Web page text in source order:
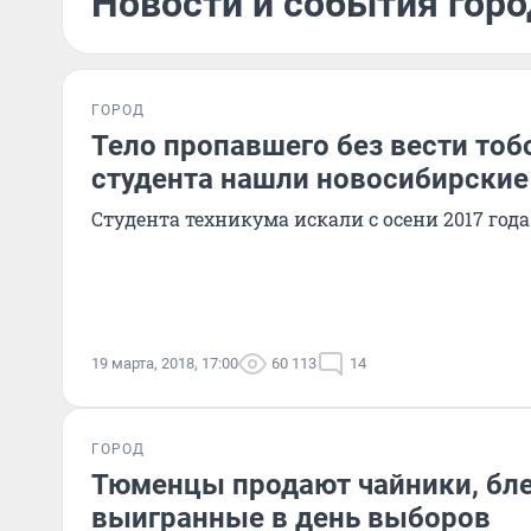
ГОРОД
Тело пропавшего без вести
студента нашли
Студента техникума искали с осени 2017 года
19 марта, 2018, 17:00 60 113 14
ГОРОД
Тюменцы продают чайники,
выигранные в день выборов